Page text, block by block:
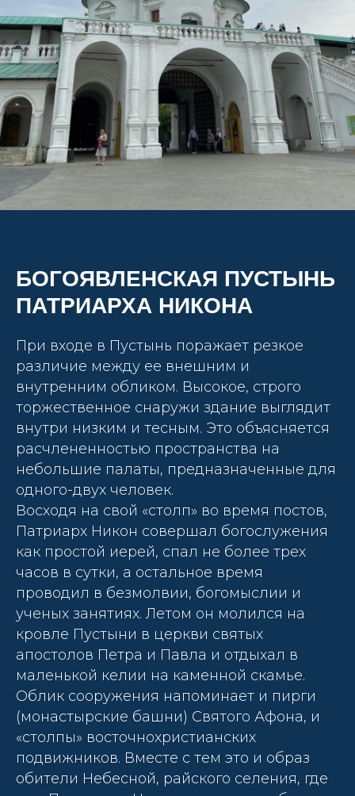
БОГОЯВЛЕНСКАЯ ПУСТЫНЬ
ПАТРИАРХА НИКОНА
При входе в Пустынь поражает резкое
различие между ее внешним и
внутренним обликом. Высокое, строго
торжественное снаружи здание выглядит
внутри низким и тесным. Это объясняется
расчлененностью пространства на
небольшие палаты, предназначенные для
одного-двух человек.
Восходя на свой «столп» во время постов,
Патриарх Никон совершал богослужения
как простой иерей, спал не более трех
часов в сутки, а остальное время
проводил в безмолвии, богомыслии и
ученых занятиях. Летом он молился на
кровле Пустыни в церкви святых
апостолов Петра и Павла и отдыхал в
маленькой келии на каменной скамье.
Облик сооружения напоминает и пирги
(монастырские башни) Святого Афона, и
«столпы» восточнохристианских
подвижников. Вместе с тем это и образ
обители Небесной, райского селения, где